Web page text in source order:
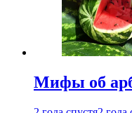
Мифы об